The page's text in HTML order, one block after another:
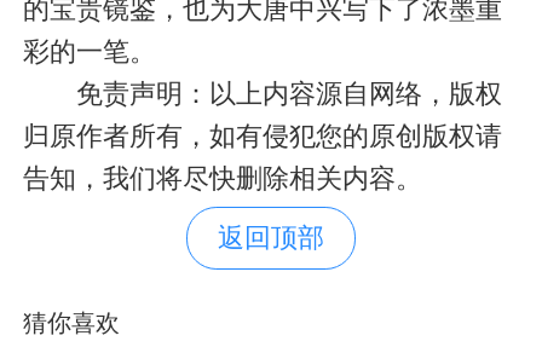
的宝贵镜鉴，也为大唐中兴写下了浓墨重
彩的一笔。
免责声明：以上内容源自网络，版权
归原作者所有，如有侵犯您的原创版权请
告知，我们将尽快删除相关内容。
返回顶部
猜你喜欢